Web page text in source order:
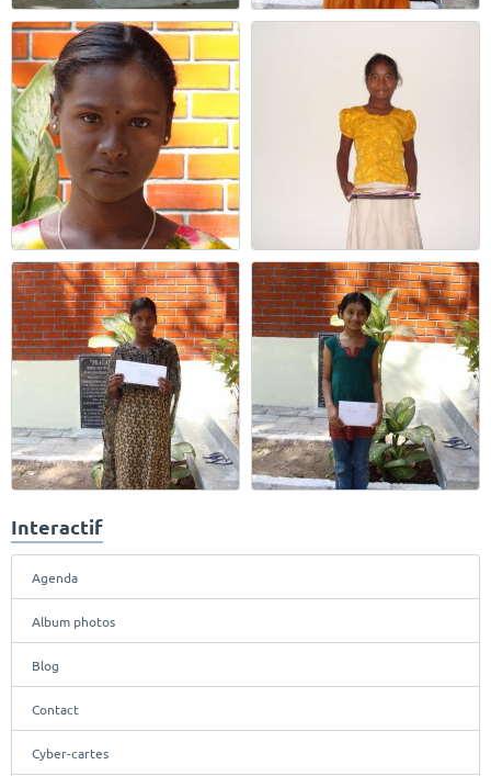
Interactif
Agenda
Album photos
Blog
Contact
Cyber-cartes